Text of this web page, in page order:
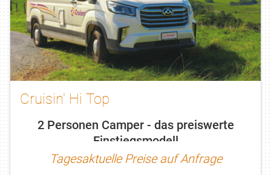
Cruisin' Hi Top
2 Personen Camper - das preiswerte
Einstiegsmodell
Tagesaktuelle Preise auf Anfrage